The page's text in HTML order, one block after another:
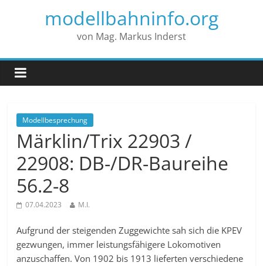
modellbahninfo.org
von Mag. Markus Inderst
Modellbesprechung
Märklin/Trix 22903 /
22908: DB-/DR-Baureihe
56.2-8
07.04.2023 M.I.
Aufgrund der steigenden Zuggewichte sah sich die KPEV
gezwungen, immer leistungsfähigere Lokomotiven
anzuschaffen. Von 1902 bis 1913 lieferten verschiedene